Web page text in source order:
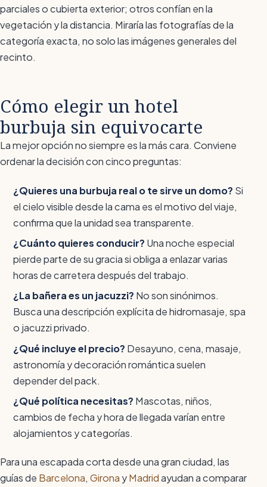
parciales o cubierta exterior; otros confían en la
vegetación y la distancia. Miraría las fotografías de la
categoría exacta, no solo las imágenes generales del
recinto.
Cómo elegir un hotel
burbuja sin equivocarte
La mejor opción no siempre es la más cara. Conviene
ordenar la decisión con cinco preguntas:
¿Quieres una burbuja real o te sirve un domo? Si
el cielo visible desde la cama es el motivo del viaje,
confirma que la unidad sea transparente.
¿Cuánto quieres conducir? Una noche especial
pierde parte de su gracia si obliga a enlazar varias
horas de carretera después del trabajo.
¿La bañera es un jacuzzi? No son sinónimos.
Busca una descripción explícita de hidromasaje, spa
o jacuzzi privado.
¿Qué incluye el precio? Desayuno, cena, masaje,
astronomía y decoración romántica suelen
depender del pack.
¿Qué política necesitas? Mascotas, niños,
cambios de fecha y hora de llegada varían entre
alojamientos y categorías.
Para una escapada corta desde una gran ciudad, las
guías de Barcelona, Girona yMadridayudan a comparar